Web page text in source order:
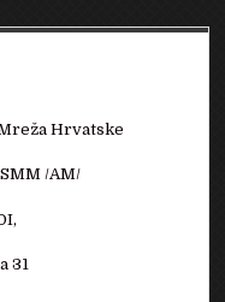
Hrvatske
/AM/
31